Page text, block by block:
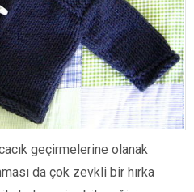
geçirmelerine olanak
da çok zevkli bir hırka